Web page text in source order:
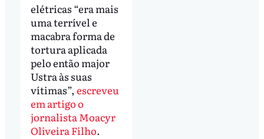
elétricas “era mais
uma terrível e
macabra forma de
tortura aplicada
pelo então major
Ustra às suas
vítimas”, escreveu
em artigo o
jornalista Moacyr
Oliveira Filho.